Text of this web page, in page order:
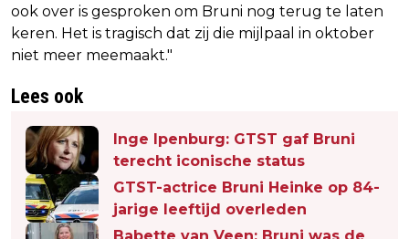
ook over is gesproken om Bruni nog terug te laten
keren. Het is tragisch dat zij die mijlpaal in oktober
niet meer meemaakt."
Lees ook
Inge Ipenburg: GTST gaf Bruni
terecht iconische status
GTST-actrice Bruni Heinke op 84-
jarige leeftijd overleden